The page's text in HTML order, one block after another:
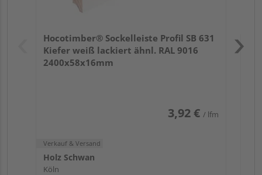
Hocotimber® Sockelleiste Profil SB 631
Kiefer weiß lackiert ähnl. RAL 9016
2400x58x16mm
3,92 € / lfm
Verkauf & Versand
Holz Schwan
Köln